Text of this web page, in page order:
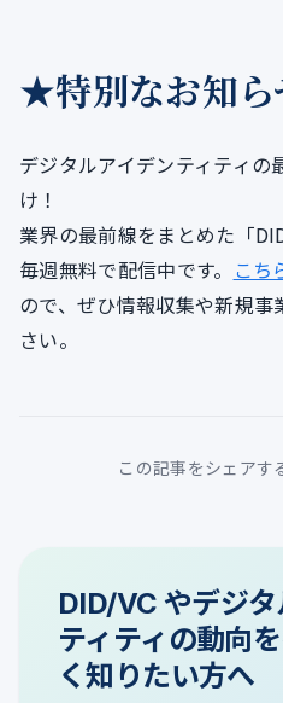
★特別なお知
デジタルアイデンティティの
け！
業界の最前線をまとめた「
毎週無料で配信中です。 こち
ので、ぜひ情報収集や新規
さい。
この記事をシェアす
DID/VC やデジ
ティティの動向
く知りたい方へ